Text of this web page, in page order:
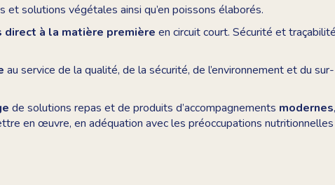
et solutions végétales ainsi qu’en poissons élaborés.
direct à la matière première en circuit court. Sécurité et traçabilité
au service de la qualité, de la sécurité, de l’environnement et du sur-
de solutions repas et de produits d’accompagnements modernes,
en œuvre, en adéquation avec les préoccupations nutritionnelles